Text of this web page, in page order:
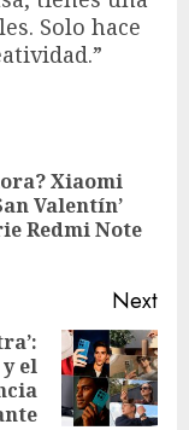
Solo hace
Xiaomi
Valentín’
Redmi Note
Next
el